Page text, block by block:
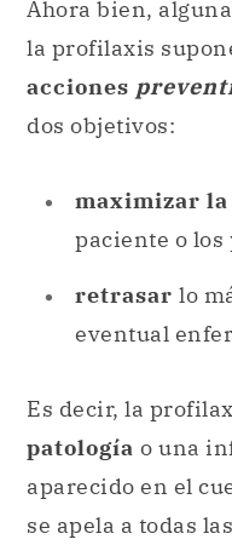
Ahora bien,
la profilaxis
acciones
dos objetivos:
maximizar la
paciente o los
retrasar lo
eventual
Es decir, la
patología o una
aparecido en el
se apela a todas las